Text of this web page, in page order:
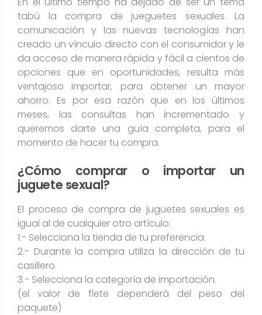
tabú la compra de jueguetes sexuales. La
comunicación y las nuevas tecnologías han
creado un vínculo directo con el consumidor y le
da acceso de manera rápida y fácil a cientos de
opciones que en oportunidades, resulta más
ventajoso importar, para obtener un mayor
ahorro. Es por esa razón que en los últimos
meses, las consultas han incrementado y
queremos darte una guía completa, para el
momento de hacer tu compra.
¿Cómo comprar o importar un
juguete sexual?
El proceso de compra de juguetes sexuales es
igual al de cualquier otro artículo:
1.- Selecciona la tienda de tu preferencia.
2.- Durante la compra utiliza la dirección de tu
casillero.
3.- Selecciona la categoría de importación.
(el valor de flete dependerá del peso del
paquete)